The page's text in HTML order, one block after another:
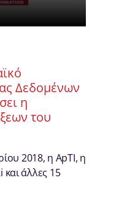
Δεδομένων
η
του
2018, η ApTI, η
άλλες 15